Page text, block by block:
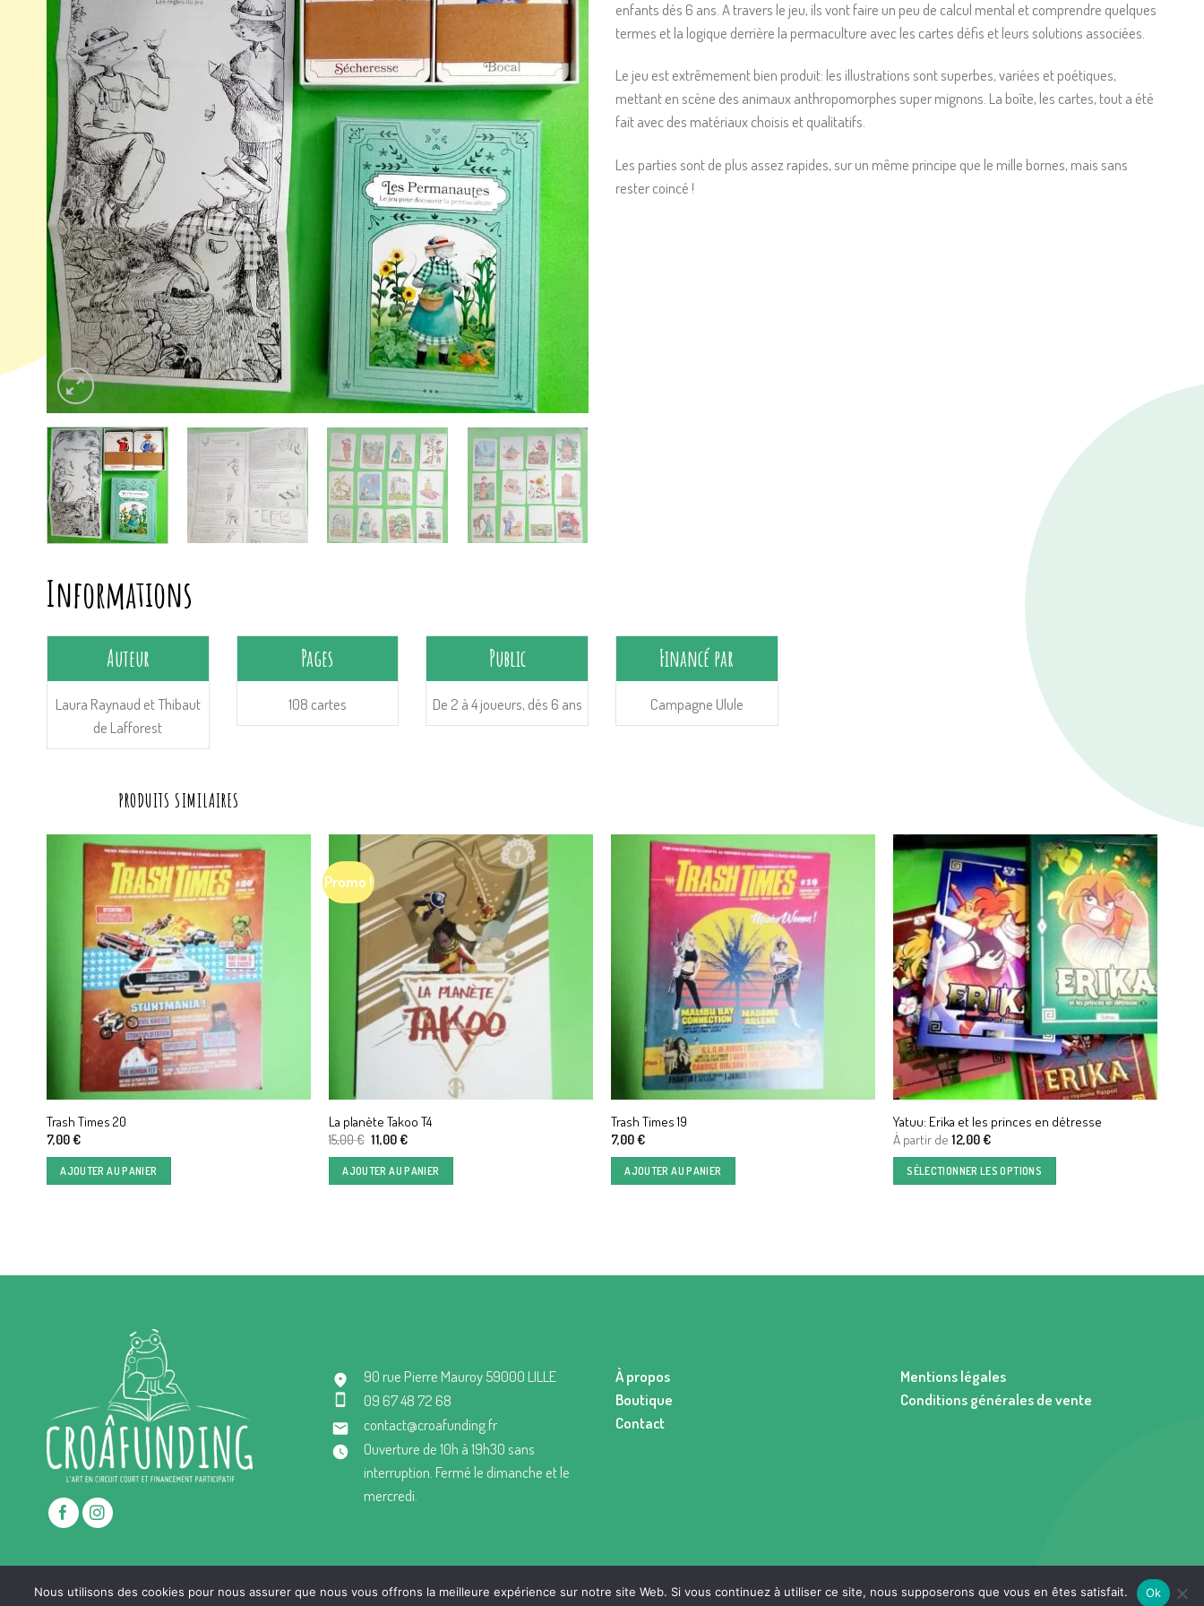
enfants dés 6 ans. A travers le jeu, ils vont faire un peu de calcul mental et comprendre quelques
termes et la logique derrière la permaculture avec les cartes défis et leurs solutions associées.
Le jeu est extrêmement bien produit: les illustrations sont superbes, variées et poétiques,
mettant en scène des animaux anthropomorphes super mignons. La boîte, les cartes, tout a été
fait avec des matériaux choisis et qualitatifs.
Les parties sont de plus assez rapides, sur un même principe que le mille bornes, mais sans
rester coincé !
Informations
Auteur
Laura Raynaud et Thibaut
de Lafforest
Pages
108 cartes
Public
De 2 à 4 joueurs, dés 6 ans
Financé par
Campagne Ulule
PRODUITS SIMILAIRES
Trash Times 20
7,00€
AJOUTER AU PANIER
Promo !
La planète Takoo T4
15,00€ Le
initial
était :
11,00€Le
actuel
est :
AJOUTER AU PANIER
Trash Times 19
7,00€
AJOUTER AU PANIER
Yatuu: Erika et les princes en détresse
À partir de 12,00€
SÉLECTIONNER LES OPTIONS
90 rue Pierre Mauroy 59000 LILLE
09 67 48 72 68
contact@croafunding.fr
Ouverture de 10h à 19h30 sans
interruption. Fermé le dimanche et le
mercredi.
À propos
Boutique
Contact
Mentions légales
Conditions générales de vente
Nous utilisons des cookies pour nous assurer que nous vous offrons la meilleure expérience sur notre site Web. Si vous continuez à utiliser ce site, nous supposerons que vous en êtes satisfait. Ok